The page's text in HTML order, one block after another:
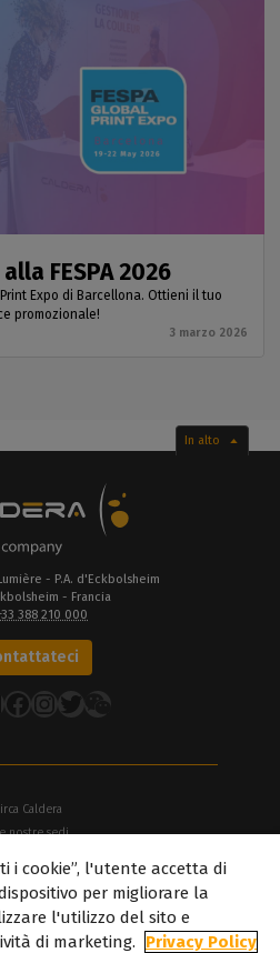
FESPA 2026
Expo di Barcellona. Ottieni il tuo
promozionale!
3 marzo 2026
In alto
- P.A. d'Eckbolsheim
- Francia
388 210 000
Facebook
Instagram
Twitter
Caldera
nostre sedi
Circa Dover
Carriera
Partner
i cookie”, l'utente accetta di
per migliorare la
l'utilizzo del sito e
di marketing.
Privacy Policy